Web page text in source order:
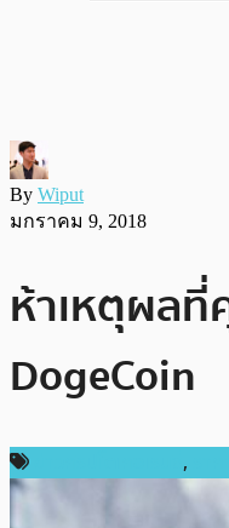
By Wiput
มกราคม 9, 2018
ห้าเหตุผล
DogeCoin
,